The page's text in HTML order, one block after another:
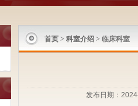
首页 > 科室介绍 > 临床科室
发布日期：